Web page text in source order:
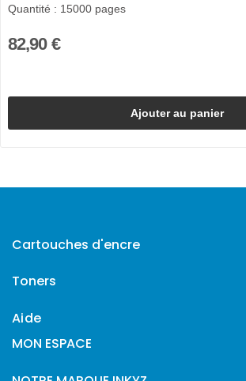
Quantité : 15000 pages
82,90 €
Ajouter au panier
Cartouches d'encre
Toners
Aide
MON ESPACE